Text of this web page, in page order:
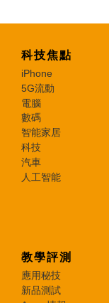
科技焦點
iPhone
5G流動
電腦
數碼
智能家居
科技
汽車
人工智能
教學評測
應用秘技
新品測試